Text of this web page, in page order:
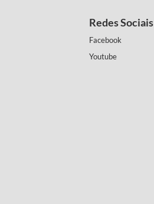
Redes Sociais
Facebook
Youtube